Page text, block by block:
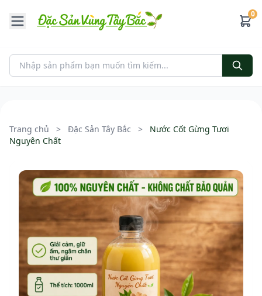
0
Trang chủ > Đặc Sản Tây Bắc >
Nước Cốt Gừng Tươi
Nguyên Chất